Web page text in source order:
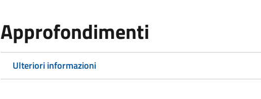
Approfondimenti
Ulteriori informazioni